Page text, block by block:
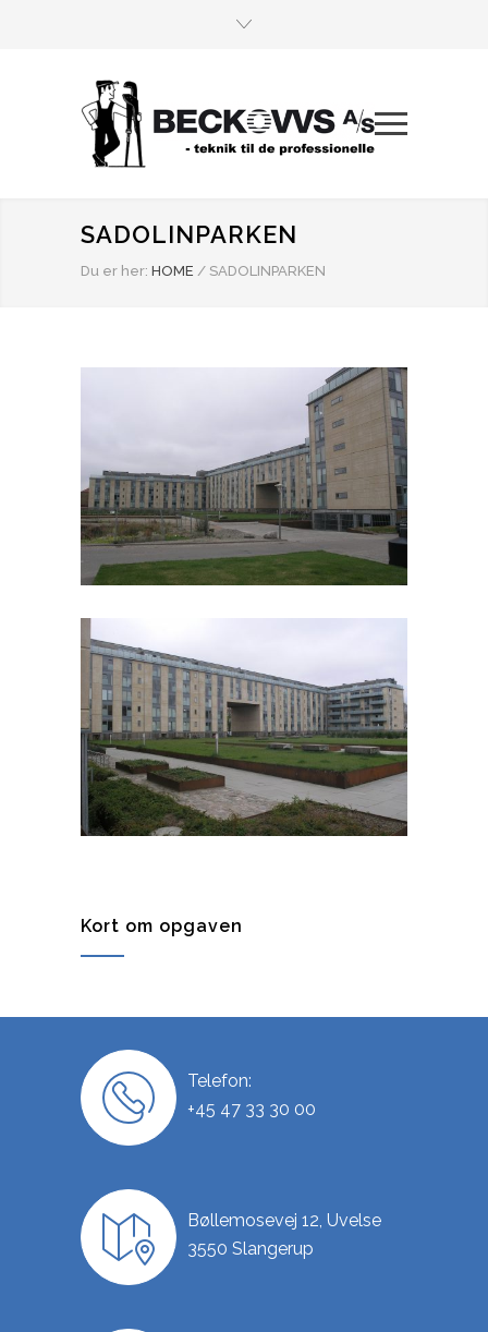
SADOLINPARKEN
Du er her: HOME / SADOLINPARKEN
Kort om opgaven
Telefon:
+45 47 33 30 00
Bøllemosevej 12, Uvelse
3550 Slangerup